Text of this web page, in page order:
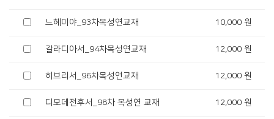
느헤미야_93차목성연교재 10,000 원
갈라디아서_94차목성연교재 12,000 원
히브리서_96차목성연교재 12,000 원
디모데전후서_98차 목성연 교재 12,000 원